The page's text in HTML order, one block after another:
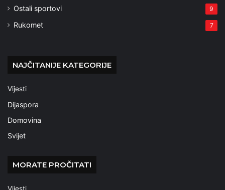
Ostali sportovi 9
Rukomet 7
NAJČITANIJE KATEGORIJE
Vijesti
Dijaspora
Domovina
Svijet
MORATE PROČITATI